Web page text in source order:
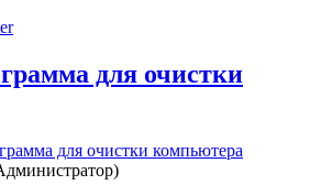
для очистки
для очистки компьютера